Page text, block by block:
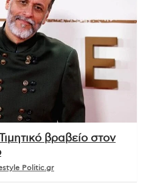
βραβείο στον
Politic.gr